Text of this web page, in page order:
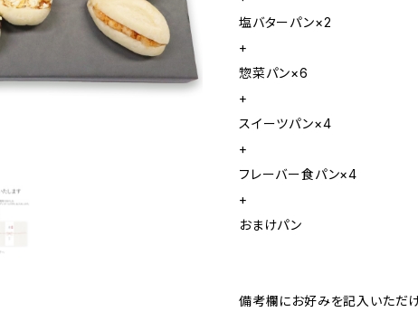
塩バターパン×2
+
惣菜パン×6
+
スイーツパン×4
+
フレーバー食パン×4
+
おまけパン
備考欄にお好みを記入いただけ